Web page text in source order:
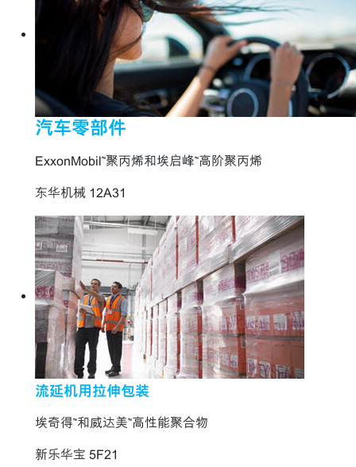
汽车零部件
ExxonMobil™聚丙烯和埃启峰™高阶聚丙烯
东华机械 12A31
流延机用拉伸包装
埃奇得™和威达美™高性能聚合物
新乐华宝 5F21